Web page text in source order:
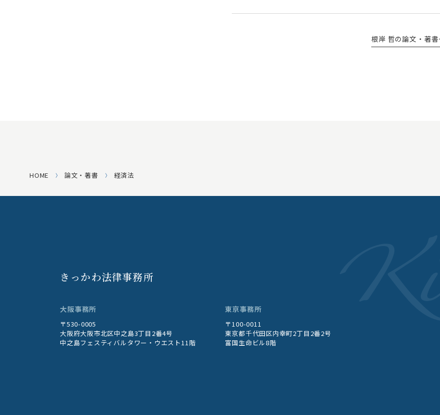
根岸 哲の論文・著
HOME 論文・著書 経済法
きっかわ法律事務所
大阪事務所
〒530-0005
大阪府大阪市北区中之島3丁目2番4号
中之島フェスティバルタワー・ウエスト11階
東京事務所
〒100-0011
東京都千代田区内幸町2丁目2番2号
富国生命ビル8階